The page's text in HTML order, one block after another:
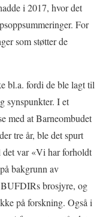
i 2017, hvor det
For
som støtter de
bl.a. fordi de ble lagt til
synspunkter. I et
med at Barneombudet
tre år, ble det spurt
det var «Vi har forholdt
bakgrunn av
BUFDIRs brosjyre, og
på forskning. Også i